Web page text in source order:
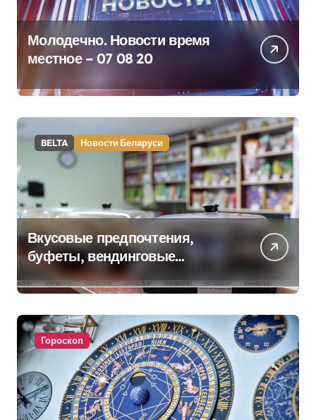
Молодечно. Новости время
местное – 07 08 20
BELTA Новости Беларуси
Вкусовые предпочтения,
буфеты, вендинговые
аппараты. Минобразования об
изменениях в школьном
питании
Гороскоп